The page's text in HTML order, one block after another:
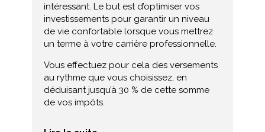
intéressant. Le but est d’optimiser vos
investissements pour garantir un niveau
de vie confortable lorsque vous mettrez
un terme à votre carrière professionnelle.
Vous effectuez pour cela des versements
au rythme que vous choisissez, en
déduisant jusqu’à 30 % de cette somme
de vos impôts.